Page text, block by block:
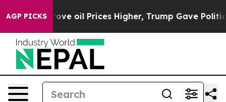
AGP PICKS
Iran Drove oil Prices Higher, Trump Gave